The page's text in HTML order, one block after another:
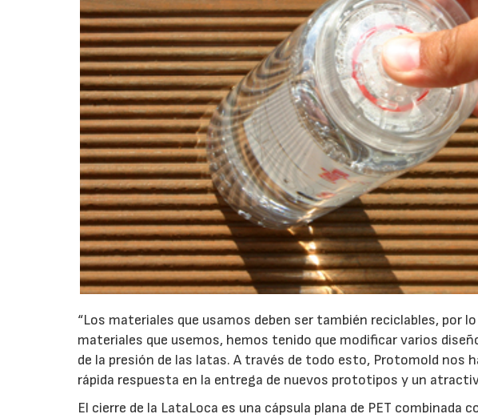
“Los materiales que usamos deben ser también reciclables, por
materiales que usemos, hemos tenido que modificar varios
de la presión de las latas. A través de todo esto, Protomold nos
rápida respuesta en la entrega de nuevos prototipos y un
El cierre de la LataLoca es una cápsula plana de PET combinada